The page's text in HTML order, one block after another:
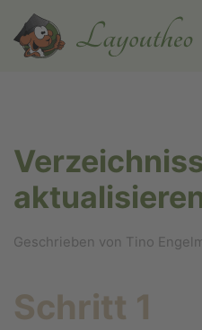
Zum Hauptinhalt
Geschrieben von Tino
Schritt 1